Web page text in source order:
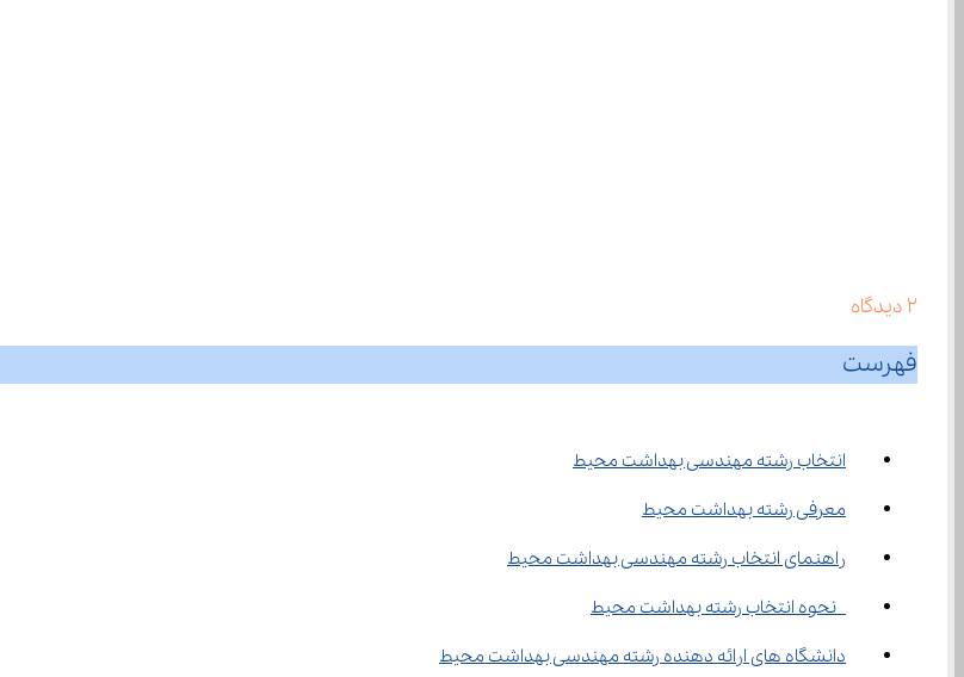
2 دیدگاه
فهرست
انتخاب رشته مهندسی بهداشت محیط
معرفی رشته بهداشت محیط
راهنمای انتخاب رشته مهندسی بهداشت محیط
نحوه انتخاب رشته بهداشت محیط
دانشگاه های ارائه دهنده رشته مهندسی بهداشت محیط